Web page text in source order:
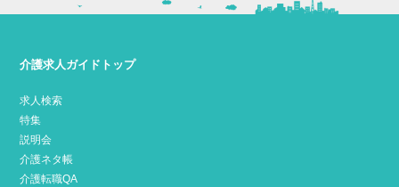
介護求人ガイドトップ
求人検索
特集
説明会
介護ネタ帳
介護転職QA